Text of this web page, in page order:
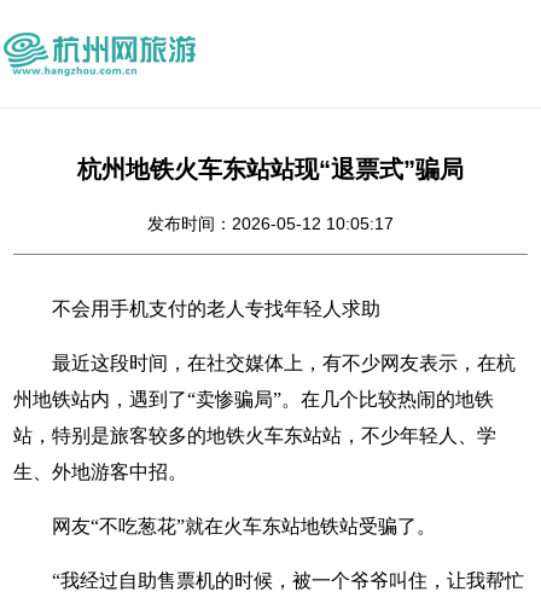
杭州地铁火车东站站现“退票式”骗局
发布时间：2026-05-12 10:05:17
不会用手机支付的老人专找年轻人求助
最近这段时间，在社交媒体上，有不少网友表示，在杭
州地铁站内，遇到了“卖惨骗局”。在几个比较热闹的地铁
站，特别是旅客较多的地铁火车东站站，不少年轻人、学
生、外地游客中招。
网友“不吃葱花”就在火车东站地铁站受骗了。
“我经过自助售票机的时候，被一个爷爷叫住，让我帮忙